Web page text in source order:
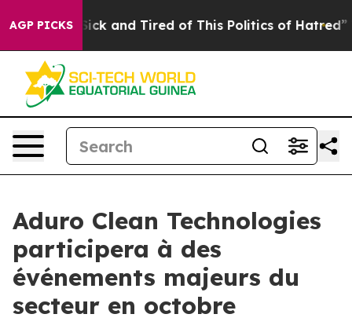
AGP PICKS
Are Sick and Tired of This Politics of Hatred” The
Aduro Clean Technologies
participera à des
événements majeurs du
secteur en octobre